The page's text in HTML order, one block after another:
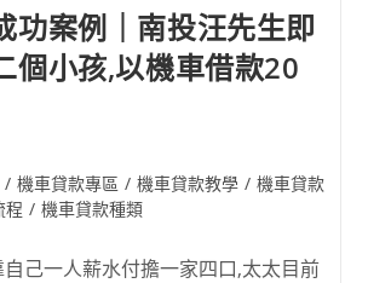
功案例｜南投汪先生即
個小孩,以機車借款20
/ 機車貸款專區 / 機車貸款教學 / 機車貸款
程 / 機車貸款種類
己一人薪水付擔一家四口,太太目前